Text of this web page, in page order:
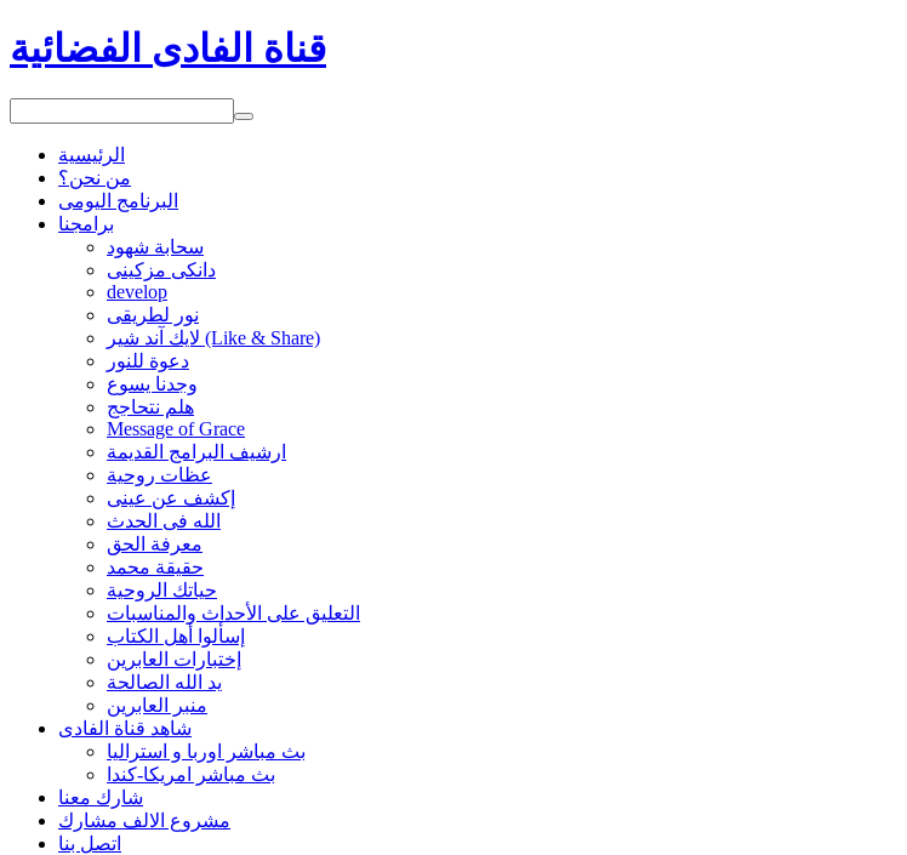
قناة الفادى الفضائية
الرئيسية
من نحن؟
البرنامج اليومى
برامجنا
سحابة شهود
دانكى مزكينى
develop
نور لطريقى
لايك آند شير (Like & Share)
دعوة للنور
وجدنا يسوع
هلم نتحاجج
Message of Grace
ارشيف البرامج القديمة
عظات روحية
إكشف عن عينى
الله فى الحدث
معرفة الحق
حقيقة محمد
حياتك الروحية
التعليق على الأحداث والمناسبات
إسألوا أهل الكتاب
إختبارات العابرين
يد الله الصالحة
منبر العابرين
شاهد قناة الفادى
بث مباشر اوربا و استراليا
بث مباشر امريكا-كندا
شارك معنا
مشروع الالف مشارك
اتصل بنا